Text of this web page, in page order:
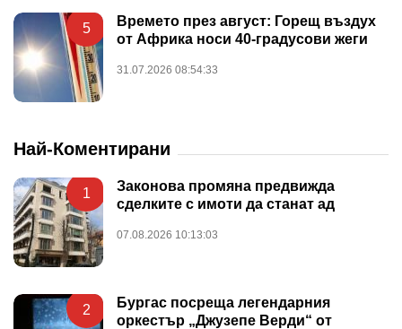
5
Времето през август: Горещ въздух
от Африка носи 40-градусови жеги
31.07.2026 08:54:33
Най-Коментирани
1
Законова промяна предвижда
сделките с имоти да станат ад
07.08.2026 10:13:03
2
Бургас посреща легендарния
оркестър „Джузепе Верди“ от